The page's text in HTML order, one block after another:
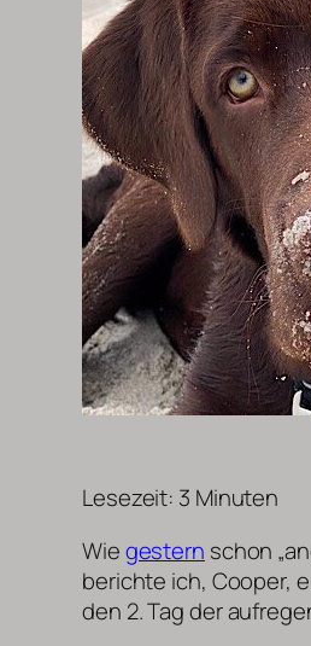
Lesezeit: 3 Minuten
Wiegestern schon
berichte ich, Cooper,
den 2. Tag der